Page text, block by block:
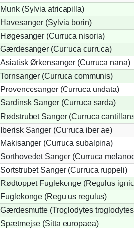
Munk (Sylvia atricapilla)
Havesanger (Sylvia borin)
Høgesanger (Curruca nisoria)
Gærdesanger (Curruca curruca)
Asiatisk Ørkensanger (Curruca nana)
Tornsanger (Curruca communis)
Provencesanger (Curruca undata)
Sardinsk Sanger (Curruca sarda)
Rødstrubet Sanger (Curruca
Iberisk Sanger (Curruca iberiae)
Makisanger (Curruca subalpina)
Sorthovedet Sanger (Curruca
Sortstrubet Sanger (Curruca ruppeli)
Rødtoppet Fuglekonge (Regulus
Fuglekonge (Regulus regulus)
Gærdesmutte (Troglodytes
Spætmejse (Sitta europaea)